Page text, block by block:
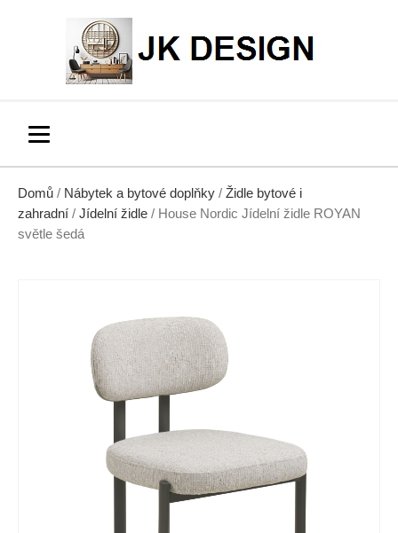
Domů / Nábytek a bytové doplňky / Židle bytové i
zahradní / Jídelní židle / House Nordic Jídelní židle ROYAN
světle šedá